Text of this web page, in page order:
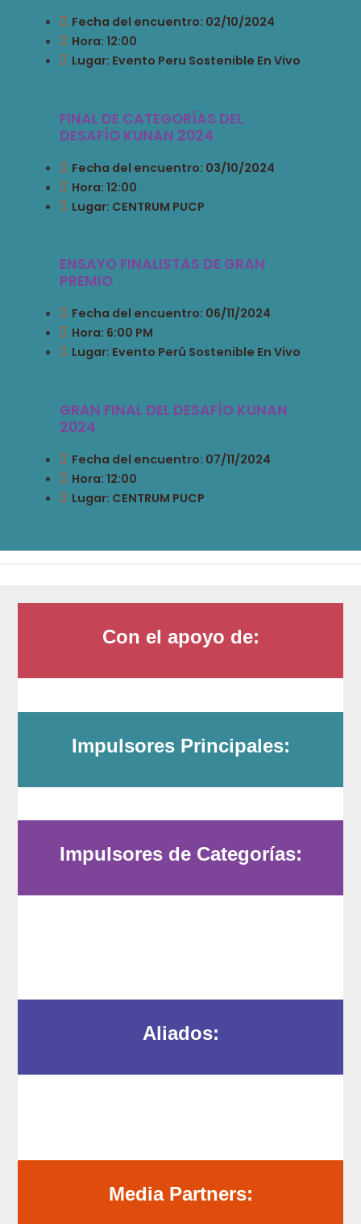
Fecha del encuentro: 02/10/2024
Hora: 12:00
Lugar: Evento Peru Sostenible En Vivo
FINAL DE CATEGORÍAS DEL
DESAFÍO KUNAN 2024
Fecha del encuentro: 03/10/2024
Hora: 12:00
Lugar: CENTRUM PUCP
ENSAYO FINALISTAS DE GRAN
PREMIO
Fecha del encuentro: 06/11/2024
Hora: 6:00 PM
Lugar: Evento Perú Sostenible En Vivo
GRAN FINAL DEL DESAFÍO KUNAN
2024
Fecha del encuentro: 07/11/2024
Hora: 12:00
Lugar: CENTRUM PUCP
Con el apoyo de:
Impulsores Principales:
Impulsores de Categorías:
Aliados:
Media Partners: